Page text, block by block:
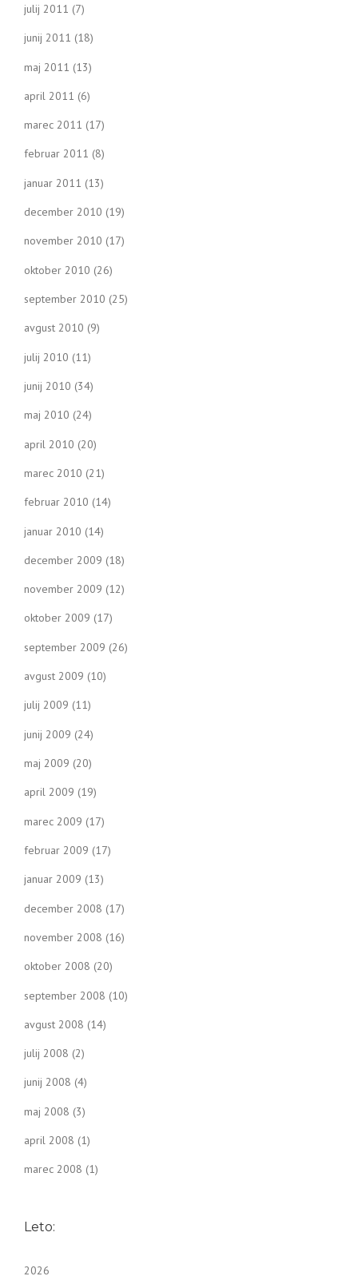
julij 2011 (7)
junij 2011 (18)
maj 2011 (13)
april 2011 (6)
marec 2011 (17)
februar 2011 (8)
januar 2011 (13)
december 2010 (19)
november 2010 (17)
oktober 2010 (26)
september 2010 (25)
avgust 2010 (9)
julij 2010 (11)
junij 2010 (34)
maj 2010 (24)
april 2010 (20)
marec 2010 (21)
februar 2010 (14)
januar 2010 (14)
december 2009 (18)
november 2009 (12)
oktober 2009 (17)
september 2009 (26)
avgust 2009 (10)
julij 2009 (11)
junij 2009 (24)
maj 2009 (20)
april 2009 (19)
marec 2009 (17)
februar 2009 (17)
januar 2009 (13)
december 2008 (17)
november 2008 (16)
oktober 2008 (20)
september 2008 (10)
avgust 2008 (14)
julij 2008 (2)
junij 2008 (4)
maj 2008 (3)
april 2008 (1)
marec 2008 (1)
Leto:
2026